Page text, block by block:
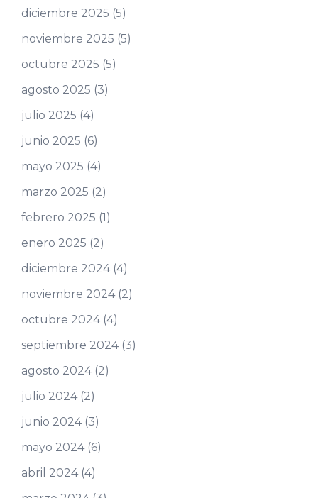
diciembre 2025 (5)
noviembre 2025 (5)
octubre 2025 (5)
agosto 2025 (3)
julio 2025 (4)
junio 2025 (6)
mayo 2025 (4)
marzo 2025 (2)
febrero 2025 (1)
enero 2025 (2)
diciembre 2024(4)
noviembre 2024(2)
octubre 2024(4)
septiembre 2024(3)
agosto 2024(2)
julio 2024(2)
junio 2024(3)
mayo 2024(6)
abril 2024(4)